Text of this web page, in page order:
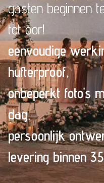
gasten beginnen
tot oor!
eenvoudige
hufterproof,
onbeperkt foto's
dag,
persoonlijk
levering binnen